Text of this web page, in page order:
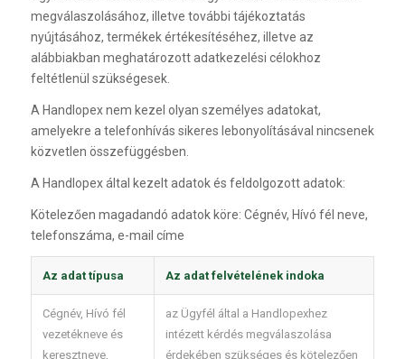
megválaszolásához, illetve további tájékoztatás
nyújtásához, termékek értékesítéséhez, illetve az
alábbiakban meghatározott adatkezelési célokhoz
feltétlenül szükségesek.
A Handlopex nem kezel olyan személyes adatokat,
amelyekre a telefonhívás sikeres lebonyolításával nincsenek
közvetlen összefüggésben.
A Handlopex által kezelt adatok és feldolgozott adatok:
Kötelezően magadandó adatok köre: Cégnév, Hívó fél neve,
telefonszáma, e-mail címe
Az adat típusa Az adat felvételének indoka
Cégnév, Hívó fél
vezetékneve és
keresztneve,
az Ügyfél által a Handlopexhez
intézett kérdés megválaszolása
érdekében szükséges és kötelezően